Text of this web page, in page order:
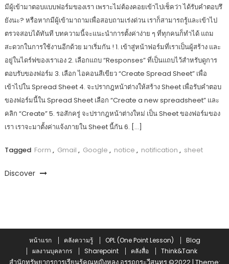
มีผู้เข้ามาตอบแบบฟอร์มของเรา เพราะไม่ต้องคอยเข้าไปเช็คว่า ได้รับคำตอบรึ
ยังนะ? หรือหากมีผู้เข้ามาถามเพื่อสอบถามเร่งด่วน เราก็สามารถรู้และเข้าไป
ตรวจสอบได้ทันที บทความนี้จะแนะนำการตั้งค่าง่าย ๆ ที่ทุกคนก็ทำได้ แถม
สะดวกในการใช้งานอีกด้วย มาเริ่มกัน ! 1. เข้าสู่หน้าฟอร์มที่เราเป็นผู้สร้าง และ
อยู่ในไดร์ฟของเราเอง 2. เลือกแถบ “Responses” ที่เป็นแถบไว้สำหรับดูการ
ตอบรับของฟอร์ม 3. เลือก ไอคอนสีเขียว “Create Spread Sheet” เพื่อ
เข้าไปใน Spread Sheet 4. จะปรากฎหน้าต่างให้สร้าง Sheet เพื่อรับคำตอบ
ของฟอร์มนี้ใน Spread Sheet เลือก “Create a new spreadsheet” และ
คลิก “Create” 5. รอสักครู่ จะปรากฎหน้าต่างใหม่ เป็น Sheet ของฟอร์มของ
เรา เราจะมาตั้งค่าแจ้งภายใน Sheet นี้กัน 6. […]
Tagged Form , Gmail , Google , notice , notification , sheet
Discover
หน้าแรก คลังความรู้ OPL (One Point Lesson)
Blog
ผลงานบุคลากร
Sharepoint คลังสื่อ Think&Tank